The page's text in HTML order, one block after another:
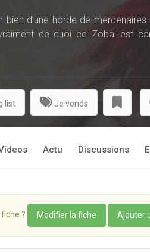
d’une horde de
de quoi ce Zobal est
list Je vends
Actu Discussions
? Modifier la fiche Ajouter